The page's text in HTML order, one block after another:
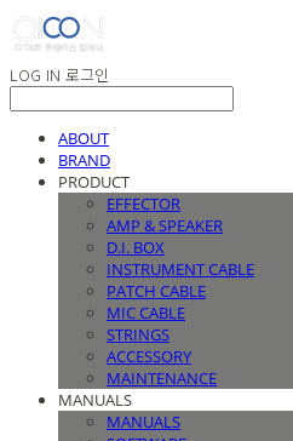
LOG IN 로그인
ABOUT
BRAND
PRODUCT
EFFECTOR
AMP & SPEAKER
D.I. BOX
INSTRUMENT CABLE
PATCH CABLE
MIC CABLE
STRINGS
ACCESSORY
MAINTENANCE
MANUALS
MANUALS